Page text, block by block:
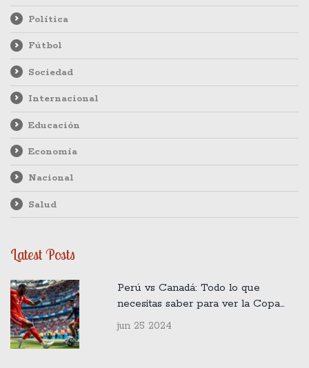
Política
Fútbol
Sociedad
Internacional
Educación
Economía
Nacional
Salud
Latest Posts
Perú vs Canadá: Todo lo que
necesitas saber para ver la Copa
América 2024 en vivo
jun 25 2024